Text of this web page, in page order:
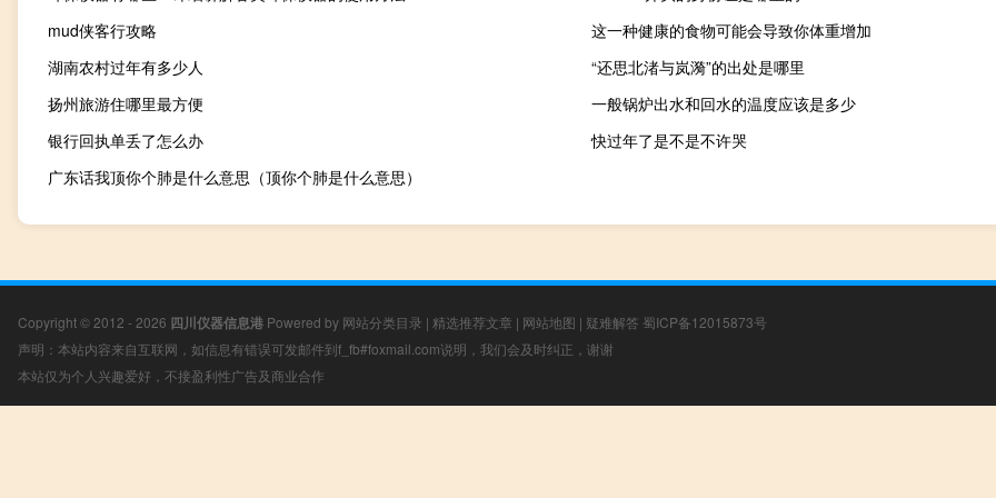
mud侠客行攻略
这一种健康的食物可能会导致你体重增加
湖南农村过年有多少人
“还思北渚与岚漪”的出处是哪里
扬州旅游住哪里最方便
一般锅炉出水和回水的温度应该是多少
银行回执单丢了怎么办
快过年了是不是不许哭
广东话我顶你个肺是什么意思（顶你个肺是什么意思）
Copyright © 2012 - 2026 四川仪器信息港 Powered by 网站分类目录 | 精选推荐文章 | 网站地图 | 疑难解答 蜀ICP备12015873号
声明：本站内容来自互联网，如信息有错误可发邮件到f_fb#foxmail.com说明，我们会及时纠正，谢谢
本站仅为个人兴趣爱好，不接盈利性广告及商业合作